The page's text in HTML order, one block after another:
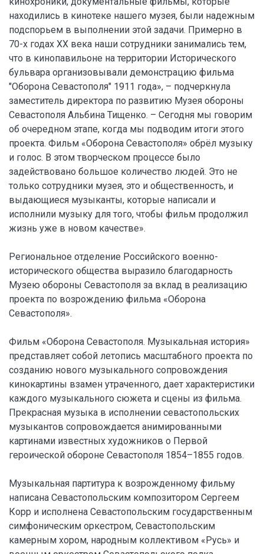
находились в кинотеке нашего музея, были надежным
подспорьем в выполнении этой задачи. Примерно в
70-х годах ХХ века наши сотрудники занимались тем,
что в кинопавильоне на территории Исторического
бульвара организовывали демонстрацию фильма
"Оборона Севастополя" 1911 года», – подчеркнула
заместитель директора по развитию Музея обороны
Севастополя Альбина Тищенко. – Сегодня мы говорим
об очередном этапе, когда мы подводим итоги этого
проекта. Фильм «Оборона Севастополя» обрёл музыку
и голос. В этом творческом процессе было
задействовано большое количество людей. Это не
только сотрудники музея, это и общественность, и
выдающиеся музыканты, которые написали и
исполнили музыку для того, чтобы фильм продолжил
жизнь уже в новом качестве».
Региональное отделение Российского военно-
исторического общества выразило благодарность
Музею обороны Севастополя за вклад в реализацию
проекта по возрождению фильма «Оборона
Севастополя».
Фильм «Оборона Севастополя. Музыкальная история»
представляет собой летопись масштабного проекта по
созданию нового музыкального сопровождения
кинокартины взамен утраченного, дает характеристики
каждого музыкального сюжета и сцены из фильма.
Прекрасная музыка в исполнении севастопольских
музыкантов сопровождается анимированными
картинами известных художников о Первой
героической обороне Севастополя 1854–1855 годов.
Музыкальная партитура к возрожденному фильму
написана Севастопольским композитором Сергеем
Корр и исполнена Севастопольским государственным
симфоническим оркестром, Севастопольским
камерным хором, народным коллективом «Русь» и